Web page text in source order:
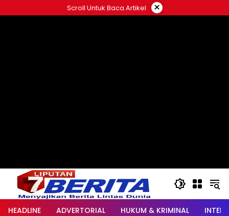
ke
Scroll Untuk Baca Artikel ×
HEADLINE ADVERTORIAL HUKUM & KRIMINAL